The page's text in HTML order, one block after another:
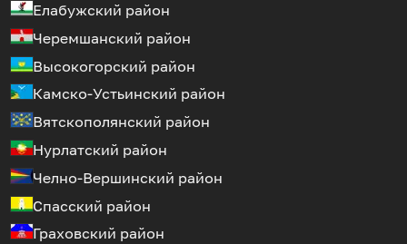
Елабужский район
Черемшанский район
Высокогорский район
Камско-Устьинский район
Вятскополянский район
Нурлатский район
Челно-Вершинский район
Спасский район
Граховский район